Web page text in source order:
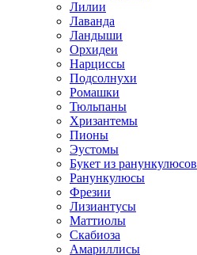
Лилии
Лаванда
Ландыши
Орхидеи
Нарциссы
Подсолнухи
Ромашки
Тюльпаны
Хризантемы
Пионы
Эустомы
Букет из ранункулюсов
Ранункулюсы
Фрезии
Лизиантусы
Маттиолы
Скабиоза
Амариллисы